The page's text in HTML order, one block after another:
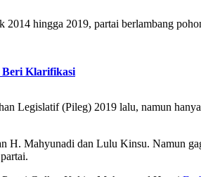
hingga 2019, partai berlambang
Beri Klarifikasi
Legislatif (Pileg) 2019 lalu, namun
Mahyunadi dan Lulu Kinsu. Namun